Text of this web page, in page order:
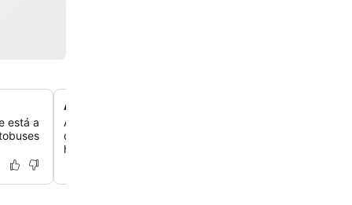
está a
Asistencia personalizada
Aprovecha la excepcional atención y amabilidad de los
que te aseguran una experiencia fluida y agradable,
hasta las recomendaciones locales.